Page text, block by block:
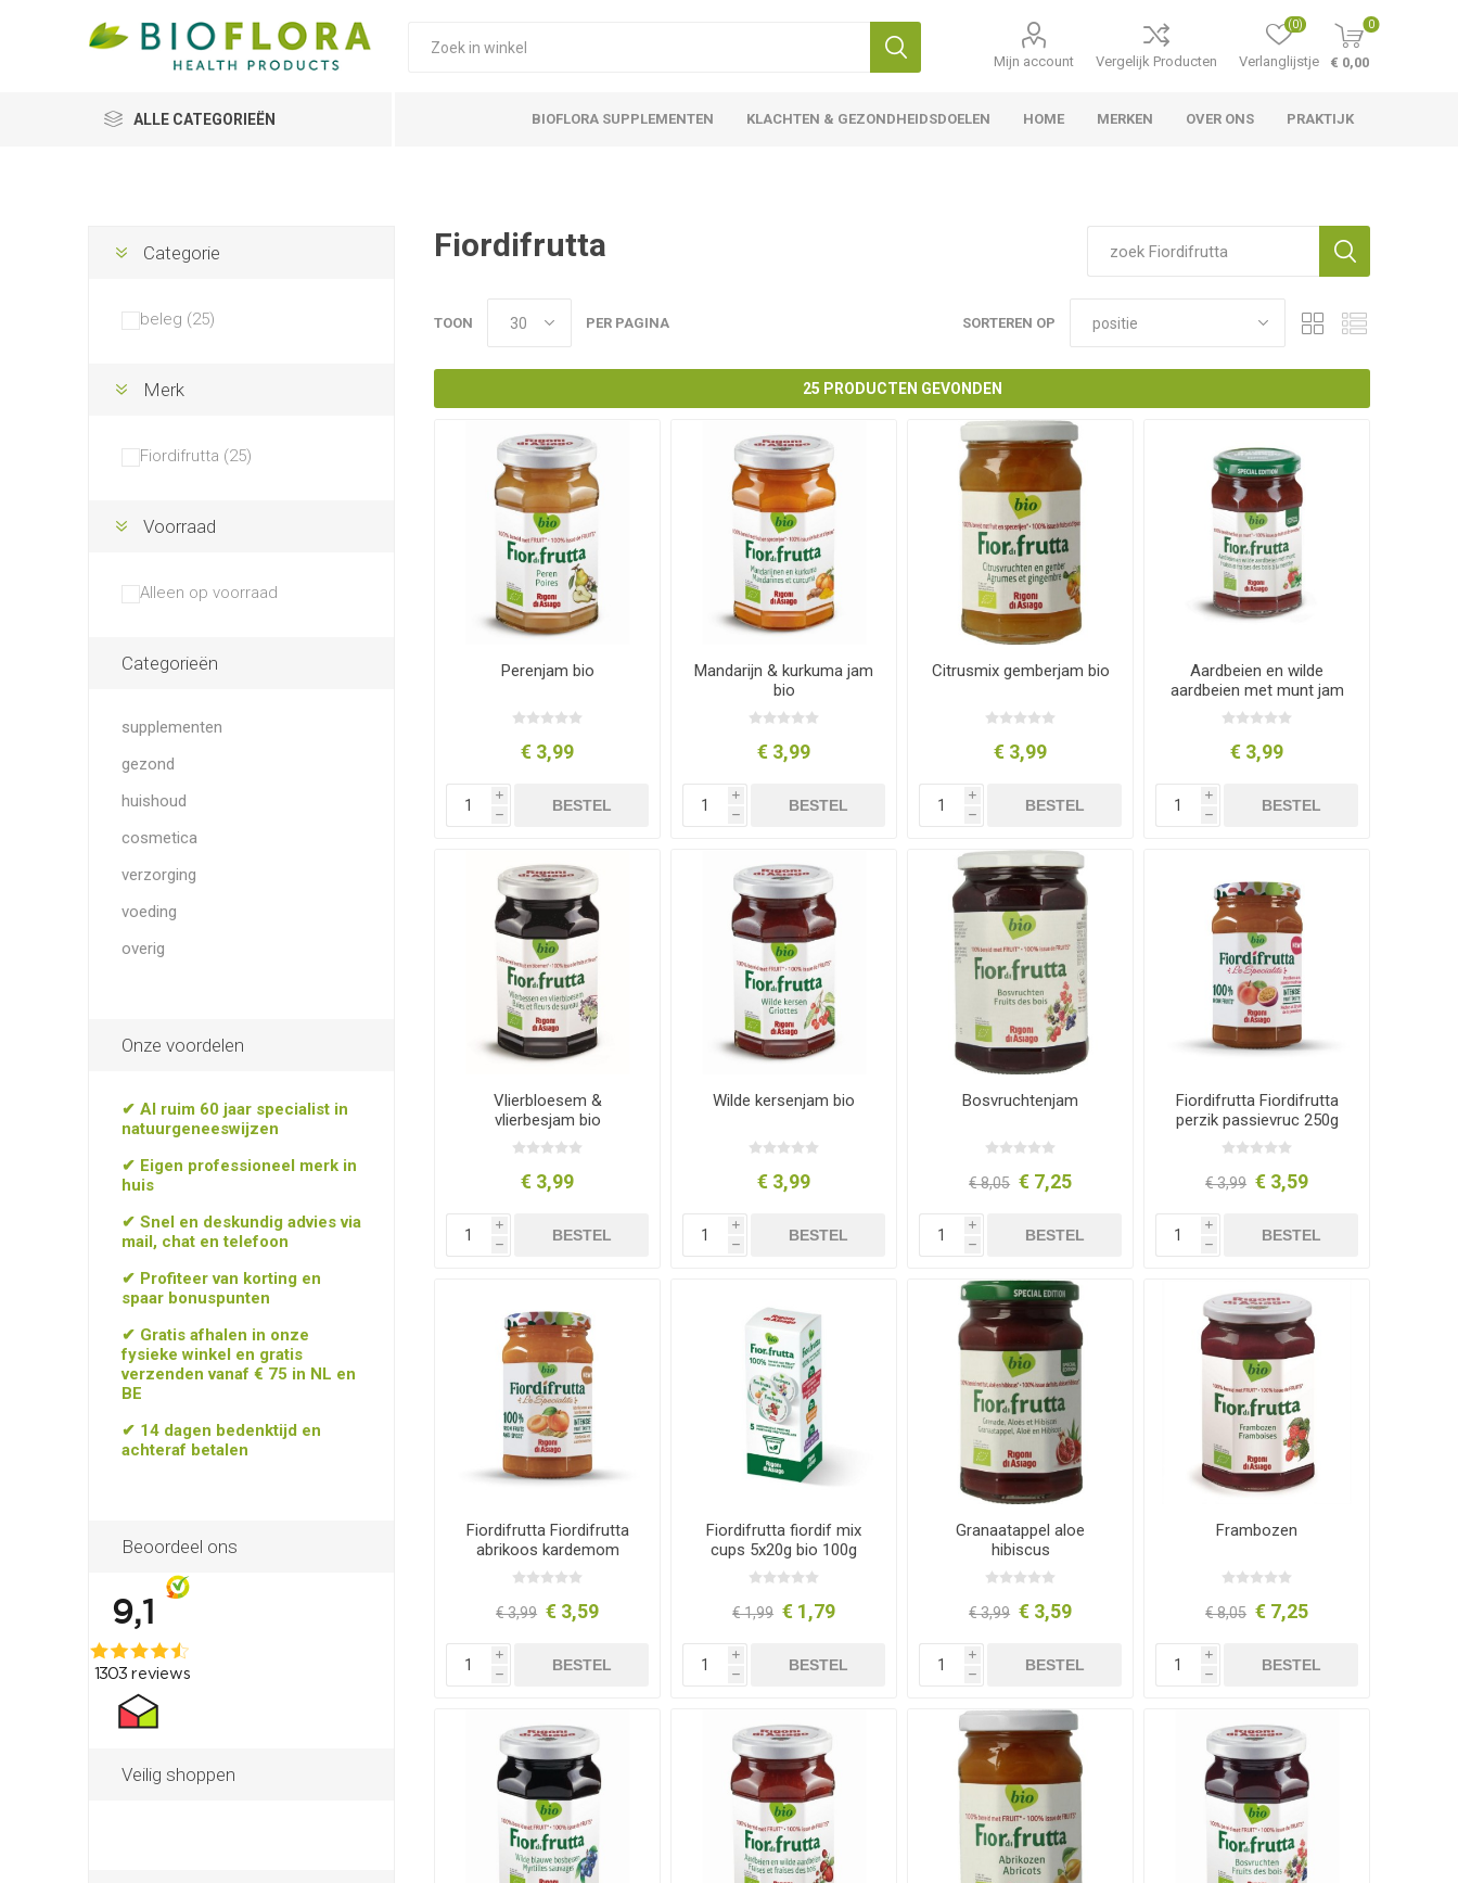
Mijn account Vergelijk Producten Verlanglijstje
(0) 0
€ 0,00
ALLE CATEGORIEËN BIOFLORA SUPPLEMENTEN KLACHTEN & GEZONDHEIDSDOELEN HOME MERKEN OVER ONS PRAKTIJK
Fiordifrutta
SORTEREN OP
TOON PER PAGINA
25 PRODUCTEN GEVONDEN
Perenjam bio
€ 3,99
i
h
BESTEL
Mandarijn & kurkuma jam
bio
€ 3,99
i
h
BESTEL
Citrusmix gemberjam bio
€ 3,99
i
h
BESTEL
Aardbeien en wilde
aardbeien met munt jam
bio
€ 3,99
i
h
BESTEL
Vlierbloesem &
vlierbesjam bio
€ 3,99
i
h
BESTEL
Wilde kersenjam bio
€ 3,99
i
h
BESTEL
Bosvruchtenjam
€ 8,05 € 7,25
i
h
BESTEL
Fiordifrutta Fiordifrutta
perzik passievruc 250g
€ 3,99 € 3,59
i
h
BESTEL
Fiordifrutta Fiordifrutta
abrikoos kardemom
250g
€ 3,99 € 3,59
i
h
BESTEL
Fiordifrutta fiordif mix
cups 5x20g bio 100g
€ 1,99 € 1,79
i
h
BESTEL
Granaatappel aloe
hibiscus
€ 3,99 € 3,59
i
h
BESTEL
Frambozen
€ 8,05 € 7,25
i
h
BESTEL
Categorie
beleg (25)
Merk
Fiordifrutta (25)
Voorraad
Alleen op voorraad
Categorieën
supplementen
gezond
huishoud
cosmetica
verzorging
voeding
overig
Onze voordelen
✔ Al ruim 60 jaar specialist in
natuurgeneeswijzen
✔ Eigen professioneel merk in
huis
✔ Snel en deskundig advies via
mail, chat en telefoon
✔ Profiteer van korting en
spaar bonuspunten
✔ Gratis afhalen in onze
fysieke winkel en gratis
verzenden vanaf € 75 in NL en
BE
✔ 14 dagen bedenktijd en
achteraf betalen
Beoordeel ons
Veilig shoppen